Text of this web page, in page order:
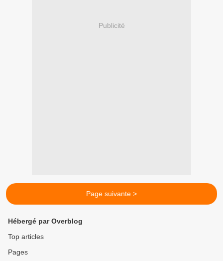
Publicité
Page suivante >
Hébergé par Overblog
Top articles
Pages